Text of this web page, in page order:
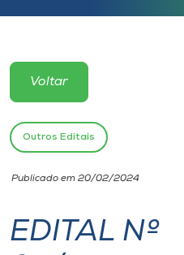
Atendimento ao
Portal de Ensino
Unoesc
Internacionalização
Voltar
Outros Editais
Publicado em 20/02/2024
EDITAL Nº